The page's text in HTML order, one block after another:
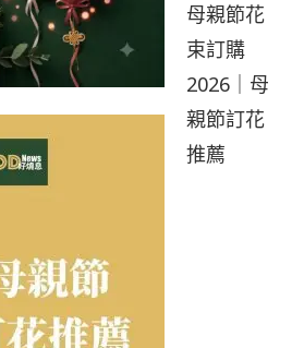
母親節花
束訂購
2026｜母
親節訂花
推薦